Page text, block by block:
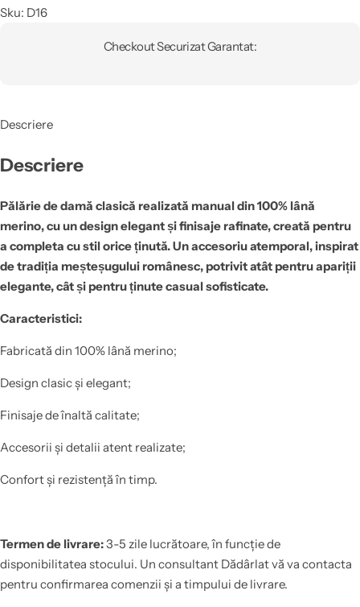
Sku: D16
Checkout Securizat Garantat:
Descriere
Descriere
Pălărie de damă clasică realizată manual din 100% lână
merino, cu un design elegant și finisaje rafinate, creată pentru
a completa cu stil orice ținută. Un accesoriu atemporal, inspirat
de tradiția meșteșugului românesc, potrivit atât pentru apariții
elegante, cât și pentru ținute casual sofisticate.
Caracteristici:
Fabricată din 100% lână merino;
Design clasic și elegant;
Finisaje de înaltă calitate;
Accesorii și detalii atent realizate;
Confort și rezistență în timp.
Termen de livrare:3-5 zile lucrătoare, în funcție de
disponibilitatea stocului. Un consultant Dădârlat vă va contacta
pentru confirmarea comenzii și a timpului de livrare.